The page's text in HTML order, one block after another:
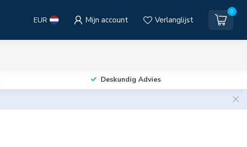
EUR Mijn account Verlanglijst
0
Deskundig Advies